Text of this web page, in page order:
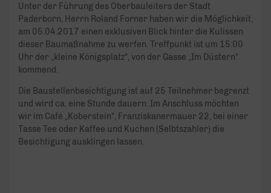
Unter der Führung des Oberbauleiters der Stadt
Paderborn, Herrn Roland Forner haben wir die Möglichkeit,
am 05.04.2017 einen exklusiven Blick hinter die Kulissen
dieser Baumaßnahme zu werfen. Treffpunkt ist um 15:00
Uhr der „kleine Königsplatz“, von der Gasse „Im Düstern“
kommend.
Die Baustellenbesichtigung ist auf 25 Teilnehmer begrenzt
und wird ca. eine Stunde dauern. Im Anschluss möchten
wir im Café „Koberstein“, Franziskanermauer 22, bei einer
Tasse Tee oder Kaffee und Kuchen (Selbtszahler) die
Besichtigung ausklingen lassen.